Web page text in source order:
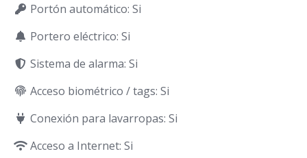
Portón automático: Si
Portero eléctrico: Si
Sistema de alarma: Si
Acceso biométrico / tags: Si
Conexión para lavarropas: Si
Acceso a Internet: Si